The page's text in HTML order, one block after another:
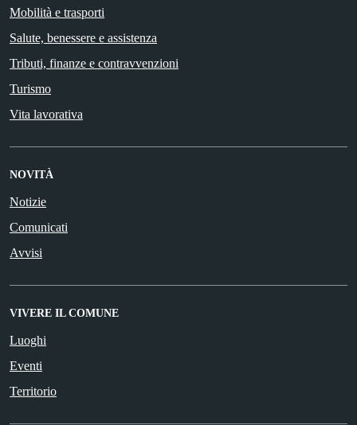
Mobilità e trasporti
Salute, benessere e assistenza
Tributi, finanze e contravvenzioni
Turismo
Vita lavorativa
NOVITÀ
Notizie
Comunicati
Avvisi
VIVERE IL COMUNE
Luoghi
Eventi
Territorio